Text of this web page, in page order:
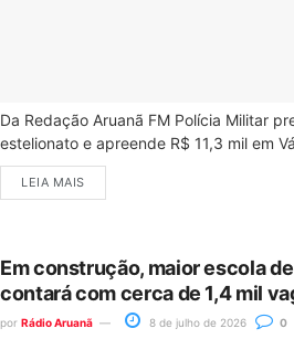
Da Redação Aruanã FM Polícia Militar
estelionato e apreende R$ 11,3 mil em
LEIA MAIS
Em construção, maior escola
contará com cerca de 1,4 mil
por Rádio Aruanã 8 de julho de 2026 0